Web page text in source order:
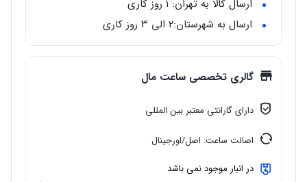
مقاوم در برابر آب
: تا عمق 100متر
ارسال کالا به تهران: 1 روز کاری
ارسال به شهرستان:‌۲ الی ۳ روز کاری
گالری تخصصی ساعت مال
دارای گارانتی معتبر بین المللی
اصالت ساعت: اصل/اورجینال
در انبار موجود نمی باشد